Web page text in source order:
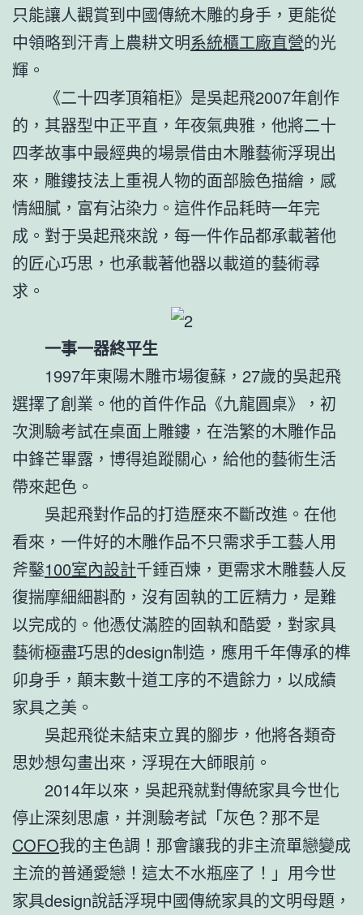
只能讓人觀賞到中國傳統木雕的身手，更能從
中領略到汗青上農耕文明系統櫃工廠直營的光
輝。
《二十四孝頂箱柜》是吳起飛2007年創作
的，其器型中正平直，年夜氣典雅，他將二十
四孝故事中最經典的場景借由木雕藝術浮現出
來，雕鏤技法上重視人物的面部臉色描繪，感
情細膩，富有沾染力。這件作品耗時一年完
成。對于吳起飛來說，每一件作品都承載著他
的匠心巧思，也承載著他器以載道的藝術尋
求。
一事一器終平生
1997年東陽木雕市場復蘇，27歲的吳起飛
選擇了創業。他的首件作品《九龍圓桌》，初
次測驗考試在桌面上雕鏤，在浩繁的木雕作品
中鋒芒畢露，博得追蹤關心，給他的藝術生活
帶來起色。
吳起飛對作品的打造歷來不斷改進。在他
看來，一件好的木雕作品不只需求手工藝人用
斧鑿100室內設計千錘百煉，更需求木雕藝人反
復揣摩細細斟酌，沒有固執的工匠精力，是難
以完成的。他憑仗滿腔的固執和酷愛，對家具
藝術極盡巧思的design制造，應用千年傳承的榫
卯身手，顛末數十道工序的不遺餘力，以成績
家具之美。
吳起飛從未結束立異的腳步，他將各類奇
思妙想勾畫出來，浮現在大師眼前。
2014年以來，吳起飛就對傳統家具今世化
停止深刻思慮，并測驗考試「灰色？那不是
COFO我的主色調！那會讓我的非主流單戀變成
主流的普通愛戀！這太不水瓶座了！」用今世
家具design說話浮現中國傳統家具的文明母題，